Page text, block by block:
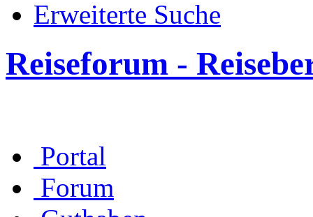
Erweiterte Suche
Reiseforum -
Portal
Forum